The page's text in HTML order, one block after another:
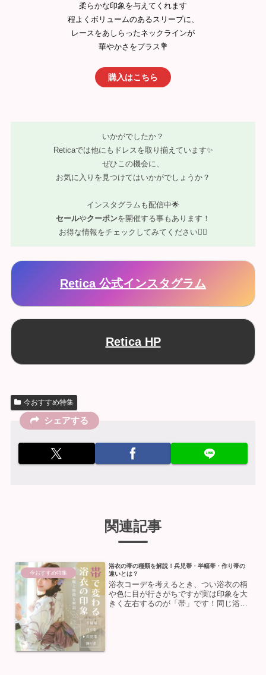
柔らかな印象を与えてくれます
程よくボリュームのあるスリーブに、
レースをあしらったネックラインが
華やかさをプラス💐
購入はこちら
いかがでしたか？
Reticaでは他にもドレスを取り揃えています✨
ぜひこの機会に、
お気に入りを見つけてはいかがでしょうか？
インスタグラムも配信中🌟
セールやクーポンを開催する事もあります！
お得な情報をチェックしてみてください💁‍♀️
Retica 公式インスタグラム
Retica HP
今おすすめ特集
シェアする
関連記事
今おすすめ特集
浴衣の帯の種類を解説！兵児帯・半幅帯・作り帯の
違いとは？
浴衣コーデを考えるとき、つい浴衣の柄
や色に目が行きがちですが実は印象を大
きく左右するのが「帯」です！同じ浴衣